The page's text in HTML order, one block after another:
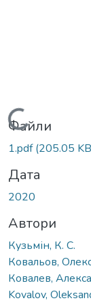
Вантажиться...
Файли
1.pdf(205.05
Дата
2020
Автори
Кузьмін, К. С.
Ковальов,
Ковалев,
Kovalov,